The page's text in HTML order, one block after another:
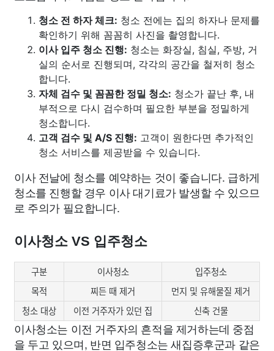
청소 전 하자 체크: 청소 전에는 집의 하자나 문제를
확인하기 위해 꼼꼼히 사진을 촬영합니다.
이사 입주 청소 진행: 청소는 화장실, 침실, 주방, 거
실의 순서로 진행되며, 각각의 공간을 철저히 청소
합니다.
자체 검수 및 꼼꼼한 정밀 청소: 청소가 끝난 후, 내
부적으로 다시 검수하며 필요한 부분을 정밀하게
청소합니다.
고객 검수 및 A/S 진행: 고객이 원한다면 추가적인
청소 서비스를 제공받을 수 있습니다.
이사 전날에 청소를 예약하는 것이 좋습니다. 급하게
청소를 진행할 경우 이사 대기료가 발생할 수 있으므
로 주의가 필요합니다.
이사청소 VS 입주청소
구분 이사청소
입주청소
목적
찌든 때 제거
먼지 및 유해물질 제거
청소 대상
이전 거주자가 있던 집 신축 건물
이사청소는 이전 거주자의 흔적을 제거하는데 중점
을 두고 있으며, 반면 입주청소는 새집증후군과 같은